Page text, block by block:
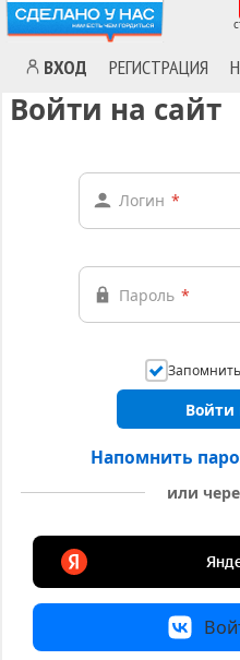
ВХОД РЕГИСТРАЦИЯ
Войти на сайт
Логин *
Пароль *
Войти
Напомнить
или